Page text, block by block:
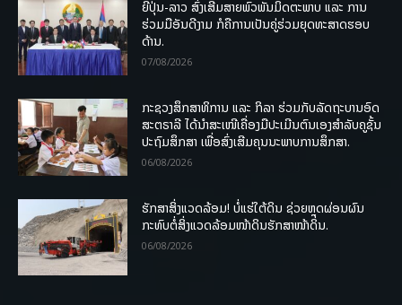
ຍີ່ປຸ່ນ-ລາວ ສົ່ງເສີມສາຍພົວພັນມິດຕະພາບ ແລະ ການ
ຮ່ວມມືອັນດີງາມ ກໍຄືການເປັນຄູ່ຮ່ວມຍຸດທະສາດຮອບ
ດ້ານ.
07/08/2026
ກະຊວງສຶກສາທິການ ແລະ ກິລາ ຮ່ວມກັບລັດຖະບານອົດ
ສະຕຣາລີ ໄດ້ນຳສະເໜີເຄື່ອງມືປະເມີນຕົນເອງສຳລັບຄູຊັ້ນ
ປະຖົມສຶກສາ ເພື່ອສົ່ງເສີມຄຸນນະພາບການສຶກສາ.
06/08/2026
ຮັກສາສິ່ງແວດລ້ອມ! ບໍ່ແຮ່ໃຕ້ດິນ ຊ່ວຍຫຼຸດຜ່ອນຜົນ
ກະທົບຕໍ່ສິ່ງແວດລ້ອມໜ້າດິນຮັກສາໜ້າດິນ.
06/08/2026